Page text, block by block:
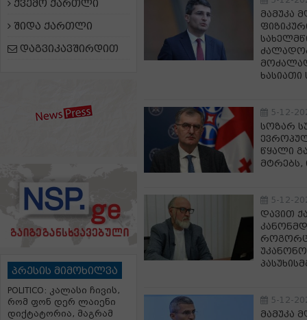
ქვემო ქართლი
შიდა ქართლი
დაგვიკავშირდით
პრესის მიმოხილვა
POLITICO: კალასი ჩივის,
რომ ფონ დერ ლაიენი
დიქტატორია, მაგრამ
მამუკა
ხასიათი
5-12-
სოზარ
წყალი
მტრებს,
5-12-
დავით
როგორც
5-12-
მამუკა